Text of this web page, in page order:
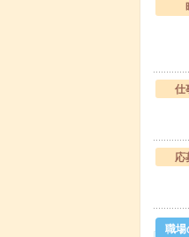
仕
応
職場